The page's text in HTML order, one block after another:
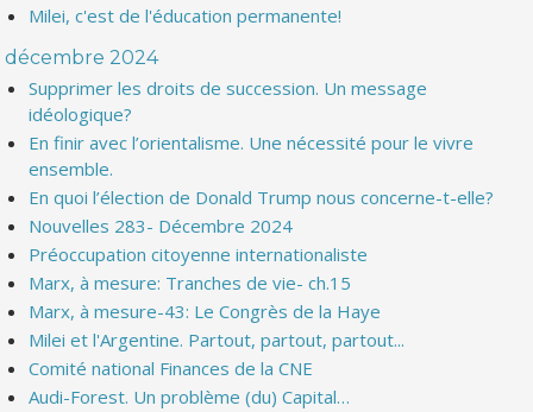
Milei, c'est de l'éducation permanente!
décembre 2024
Supprimer les droits de succession. Un message
idéologique?
En finir avec l’orientalisme. Une nécessité pour le vivre
ensemble.
En quoi l’élection de Donald Trump nous concerne-t-elle?
Nouvelles 283- Décembre 2024
Préoccupation citoyenne internationaliste
Marx, à mesure: Tranches de vie- ch.15
Marx, à mesure-43: Le Congrès de la Haye
Milei et l'Argentine. Partout, partout, partout...
Comité national Finances de la CNE
Audi-Forest. Un problème (du) Capital…